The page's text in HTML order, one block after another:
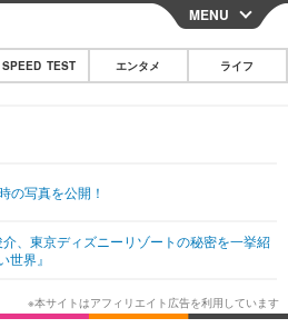
CLOSE
その他
韓国・芸能
グルメ
MENU
SPEED TEST エンタメ ライフ
の写真を公開！
、東京ディズニーリゾートの秘密を一挙紹
世界』